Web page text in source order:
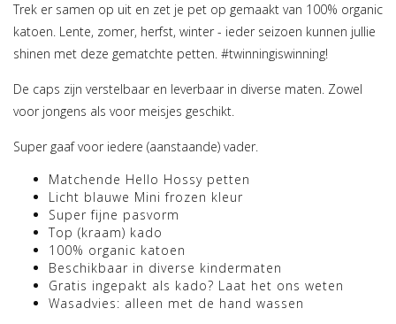
Trek er samen op uit en zet je pet op gemaakt van 100% organic
katoen. Lente, zomer, herfst, winter - ieder seizoen kunnen jullie
shinen met deze gematchte petten. #twinningiswinning!
De caps zijn verstelbaar en leverbaar in diverse maten. Zowel
voor jongens als voor meisjes geschikt.
Super gaaf voor iedere (aanstaande) vader.
Matchende Hello Hossy petten
Licht blauwe Mini frozen kleur
Super fijne pasvorm
Top (kraam) kado
100% organic katoen
Beschikbaar in diverse kindermaten
Gratis ingepakt als kado? Laat het ons weten
Wasadvies: alleen met de hand wassen